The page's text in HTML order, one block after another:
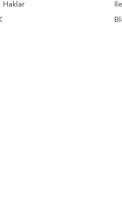
Haklar